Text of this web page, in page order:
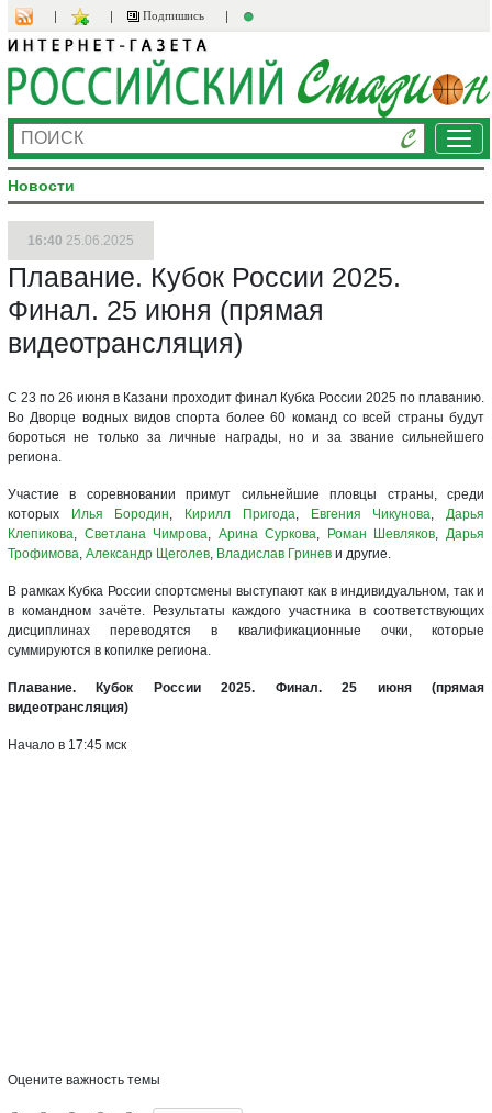
Подпишись
Новости
16:40 25.06.2025
Плавание. Кубок России 2025.
Финал. 25 июня (прямая
видеотрансляция)
С 23 по 26 июня в Казани проходит финал Кубка России 2025 по плаванию.
Во Дворце водных видов спорта более 60 команд со всей страны будут
бороться не только за личные награды, но и за звание сильнейшего
региона.
Участие в соревновании примут сильнейшие пловцы страны, среди
которых
Илья Бородин, Кирилл Пригода, Евгения Чикунова,Дарья
Клепикова, Светлана Чимрова, Арина Суркова, Роман Шевляков,Дарья
Трофимова, Александр Щеголев, Владислав Гринев и другие.
В рамках Кубка России спортсмены выступают как в индивидуальном, так и
в командном зачёте. Результаты каждого участника в соответствующих
дисциплинах переводятся в квалификационные очки, которые
суммируются в копилке региона.
Плавание. Кубок России 2025. Финал. 25 июня (прямая
видеотрансляция)
Начало в 17:45 мск
Оцените важность темы